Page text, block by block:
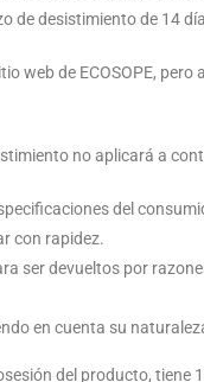
de desistimiento de 14
web de ECOSOPE,
no aplicará a
del
con rapidez.
ser devueltos por
en cuenta su
del producto,